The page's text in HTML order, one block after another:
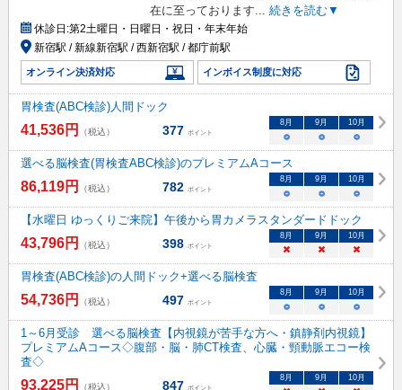
在に至っております
続きを読む▼
休診日:第2土曜日・日曜日・祝日・年末年始
新宿駅 / 新線新宿駅 / 西新宿駅 / 都庁前駅
オンライン決済対応 インボイス制度に対応
胃検査(ABC検診)人間ドック
41,536円 （税込） 377 ポイント
8 月 9 月 10月
○ ○ ○
選べる脳検査(胃検査ABC検診)のプレミアムAコース
86,119円 （税込） 782 ポイント
8 月 9 月 10月
○ ○ ○
【水曜日 ゆっくりご来院】午後から胃カメラスタンダードドック
43,796円 （税込） 398 ポイント
8 月 9 月 10月
× × ×
胃検査(ABC検診)の人間ドック+選べる脳検査
54,736円 （税込） 497 ポイント
8 月 9 月 10月
○ ○ ○
1～6月受診 選べる脳検査【内視鏡が苦手な方へ・鎮静剤内視鏡】
プレミアムAコース◇腹部・脳・肺CT検査、心臓・頸動脈エコー検
査◇
93,225円 （税込） 847 ポイント
8 月 9 月 10月